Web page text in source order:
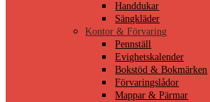
Handdukar
Sängkläder
Kontor & Förvaring
Pennställ
Evighetskalender
Bokstöd & Bokmärken
Förvaringslådor
Mappar & Pärmar